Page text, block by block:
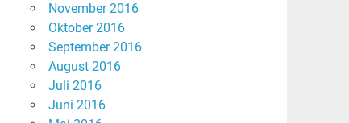
November 2016
Oktober 2016
September 2016
August 2016
Juli 2016
Juni 2016